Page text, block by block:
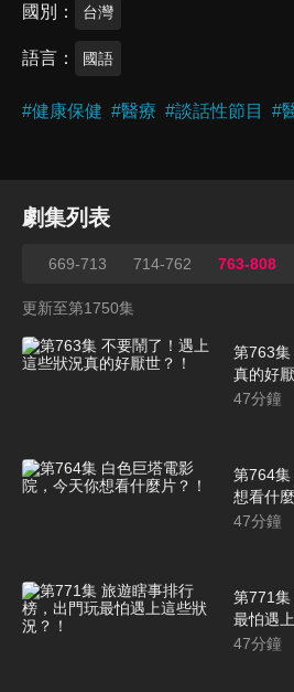
國別 台灣
語言 國語
#健康保健 #醫療 #談話性節目 #
劇集列表
669-713 714-762 763-808
更新至第1750集
第763集
真的好
47分鐘
第764集
想看什
47分鐘
第771集
最怕遇
47分鐘